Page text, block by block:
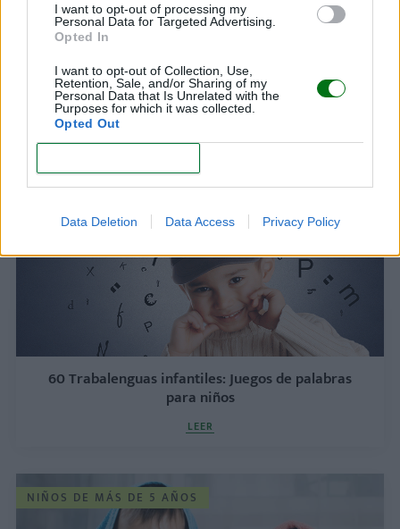
I want to opt-out of processing my
Personal Data for Targeted Advertising.
Opted In
I want to opt-out of Collection, Use,
Retention, Sale, and/or Sharing of my
Personal Data that Is Unrelated with the
Purposes for which it was collected.
Opted Out
Data Deletion Data Access Privacy Policy
Cuentos infantiles para dormir: ¡los 20 mejores!
JUEGOS PARA NIÑOS
60 Trabalenguas infantiles: Juegos de palabras
para niños
LEER
NIÑOS DE MÁS DE 5 AÑOS